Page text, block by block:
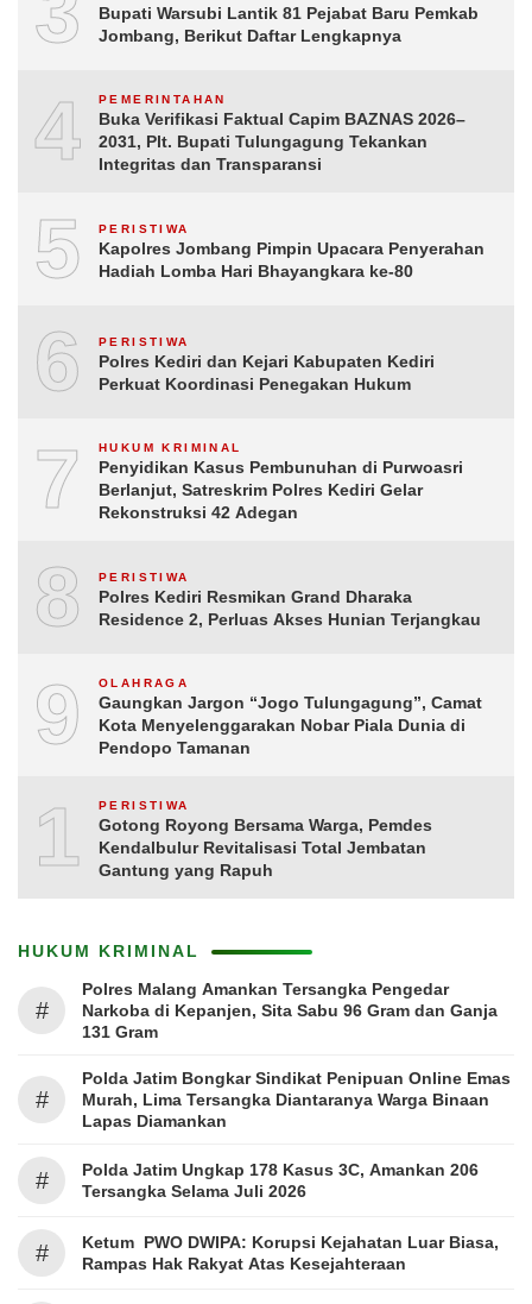
Bupati Warsubi Lantik 81 Pejabat Baru Pemkab
Jombang, Berikut Daftar Lengkapnya
4 PEMERINTAHAN
Buka Verifikasi Faktual Capim BAZNAS 2026–
2031, Plt. Bupati Tulungagung Tekankan
Integritas dan Transparansi
5 PERISTIWA
Kapolres Jombang Pimpin Upacara Penyerahan
Hadiah Lomba Hari Bhayangkara ke-80
6 PERISTIWA
Polres Kediri dan Kejari Kabupaten Kediri
Perkuat Koordinasi Penegakan Hukum
7 HUKUM KRIMINAL
Penyidikan Kasus Pembunuhan di Purwoasri
Berlanjut, Satreskrim Polres Kediri Gelar
Rekonstruksi 42 Adegan
8 PERISTIWA
Polres Kediri Resmikan Grand Dharaka
Residence 2, Perluas Akses Hunian Terjangkau
9 OLAHRAGA
Gaungkan Jargon “Jogo Tulungagung”, Camat
Kota Menyelenggarakan Nobar Piala Dunia di
Pendopo Tamanan
10PERISTIWA
Gotong Royong Bersama Warga, Pemdes
Kendalbulur Revitalisasi Total Jembatan
Gantung yang Rapuh
HUKUM KRIMINAL
#
Polres Malang Amankan Tersangka Pengedar
Narkoba di Kepanjen, Sita Sabu 96 Gram dan Ganja
131 Gram
#
Polda Jatim Bongkar Sindikat Penipuan Online Emas
Murah, Lima Tersangka Diantaranya Warga Binaan
Lapas Diamankan
#
Polda Jatim Ungkap 178 Kasus 3C, Amankan 206
Tersangka Selama Juli 2026
#
Ketum PWO DWIPA: Korupsi Kejahatan Luar Biasa,
Rampas Hak Rakyat Atas Kesejahteraan